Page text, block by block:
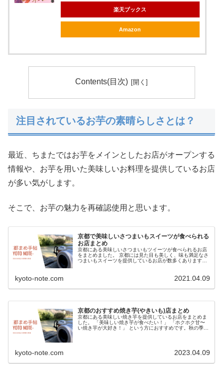
楽天ブックス
Amazon
Contents(目次)
注目されているお芋の素晴らしさとは？
最近、ちまたではお芋をメインとしたお店がオープンする
情報や、お芋を用いた美味しいお料理を提供しているお店
が多い気がします。
そこで、お芋の魅力を再確認使用と思います。
京都で美味しいさつまいもスイーツが食べられる
お店まとめ
京都にある美味しいさつまいもツイーツが食べられるお店
をまとめました。 京都には見た目も美しく、味も満足なさ
つまいもスイーツを提供しているお店が数多くあります。
kyoto-note.com 2021.04.09
京都のおすすめ焼き芋(やきいも)店まとめ
京都にある美味しい焼き芋を提供しているお店をまとめま
した。 「美味しい焼き芋が食べたい！」 「ホクホク甘〜
い焼き芋が大好き！」 という方におすすめです。秋の季節
kyoto-note.com 2023.04.09